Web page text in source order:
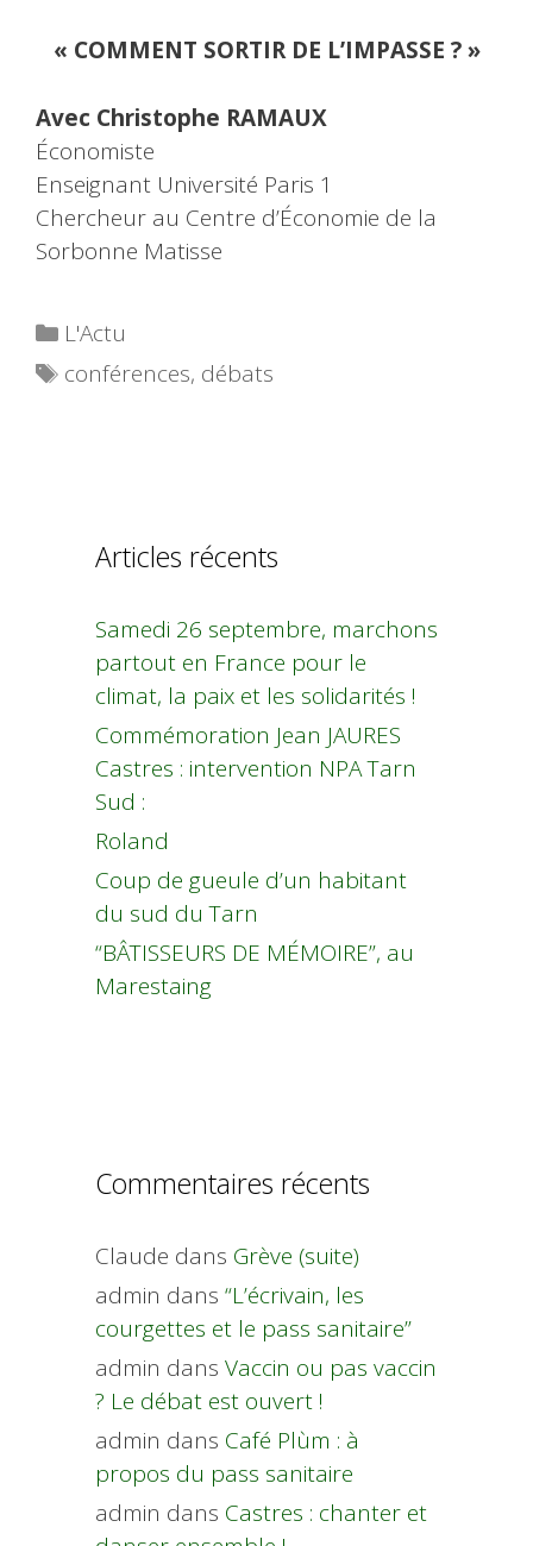
« COMMENT SORTIR DE L’IMPASSE ? »
Avec Christophe RAMAUX
Économiste
Enseignant Université Paris 1
Chercheur au Centre d’Économie de la
Sorbonne Matisse
Catégories
L'Actu
Étiquettes
conférences, débats
Articles récents
Samedi 26 septembre, marchons
partout en France pour le
climat, la paix et les solidarités !
Commémoration Jean JAURES
Castres : intervention NPA Tarn
Sud :
Roland
Coup de gueule d’un habitant
du sud du Tarn
“BÂTISSEURS DE MÉMOIRE”, au
Marestaing
Commentaires récents
Claude dans Grève (suite)
admin dans “L’écrivain, les
courgettes et le pass sanitaire”
admin dans Vaccin ou pas vaccin
? Le débat est ouvert !
admin dans Café Plùm : à
propos du pass sanitaire
admin dans Castres : chanter et